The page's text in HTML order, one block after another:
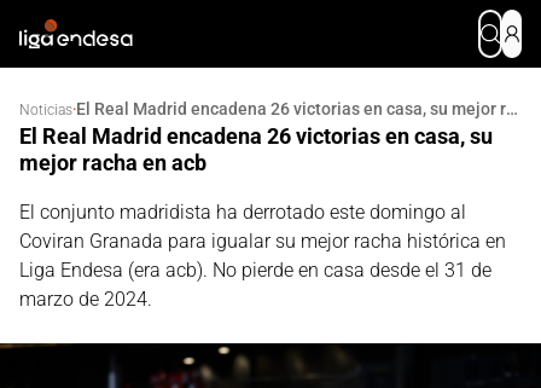
Noticias· El Real Madrid encadena 26 victorias en casa, su mejor racha en acb
El Real Madrid encadena 26 victorias en casa, su
mejor racha en acb
El conjunto madridista ha derrotado este domingo al
Coviran Granada para igualar su mejor racha histórica en
Liga Endesa (era acb). No pierde en casa desde el 31 de
marzo de 2024.